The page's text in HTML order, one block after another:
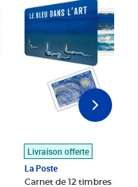
Livraison offerte
La Poste
Carnet de 12 timbres - Le